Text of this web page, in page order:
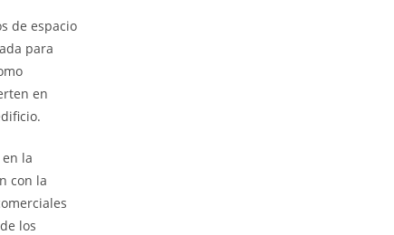
de espacio
para
en
la
con la
los